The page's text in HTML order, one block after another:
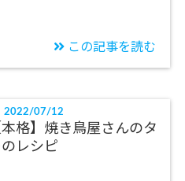
この記事を読む
2022/07/12
本格】焼き鳥屋さんのタ
のレシピ